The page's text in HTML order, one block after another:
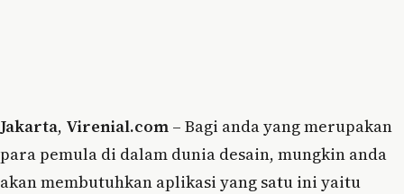
Jakarta, Virenial.com – Bagi anda yang merupakan
para pemula di dalam dunia desain, mungkin anda
akan membutuhkan aplikasi yang satu ini yaitu